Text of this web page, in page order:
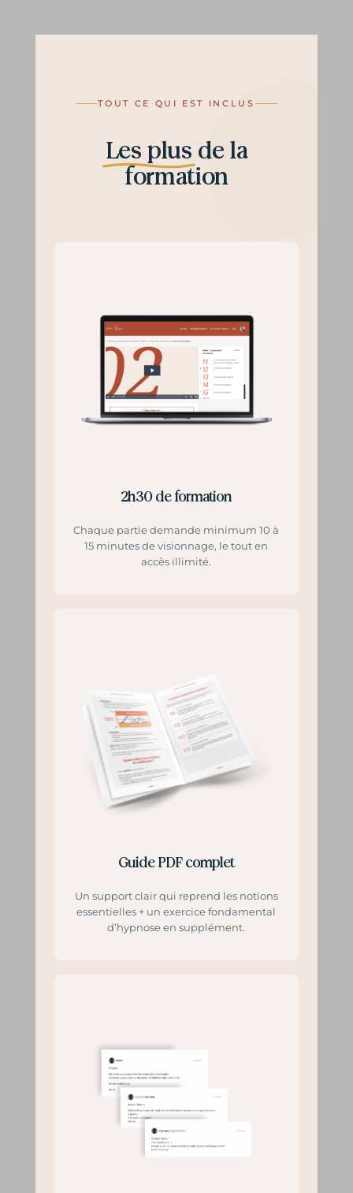
TOUT CE QUI EST INCLUS
Les plus de la
formation
2h30 de formation
Chaque partie demande minimum 10 à
15 minutes de visionnage, le tout en
accès illimité.
Guide PDF complet
Un support clair qui reprend les notions
essentielles + un exercice fondamental
d’hypnose en supplément.